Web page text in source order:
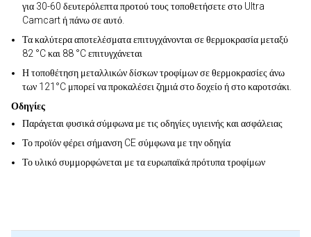
για 30-60 δευτερόλεπτα προτού τους τοποθετήσετε στο Ultra
Camcart ή πάνω σε αυτό.
Τα καλύτερα αποτελέσματα επιτυγχάνονται σε θερμοκρασία μεταξύ
82 °C και 88 °C επιτυγχάνεται
Η τοποθέτηση μεταλλικών δίσκων τροφίμων σε θερμοκρασίες άνω
των 121°C μπορεί να προκαλέσει ζημιά στο δοχείο ή στο καροτσάκι.
Οδηγίες
Παράγεται φυσικά σύμφωνα με τις οδηγίες υγιεινής και ασφάλειας
Το προϊόν φέρει σήμανση CE σύμφωνα με την οδηγία
Το υλικό συμμορφώνεται με τα ευρωπαϊκά πρότυπα τροφίμων